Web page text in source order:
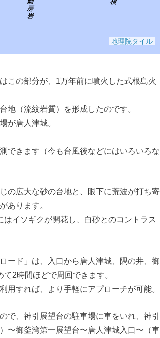
この部分が、1万年前に噴火した式根島火
地（流紋岩質）を形成したのです。
が唐人津城。
できます（今も台風後などにはいろいろな
の広大な砂の台地と、眼下に荒波が打ち寄
あります。
イソギクが開花し、白砂とのコントラス
ード」は、入口から唐人津城、隅の井、御
2時間ほどで周回できます。
用すれば、より手軽にアプローチが可能。
で、神引展望台の駐車場に車をいれ、神引
〜御釜湾第一展望台〜唐人津城入口〜（車